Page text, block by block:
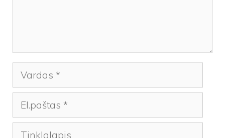
Vardas
El.paštas
Tinklalapis